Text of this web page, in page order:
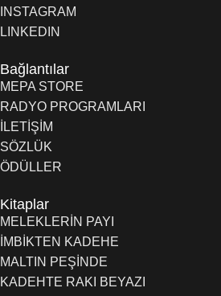
INSTAGRAM
LINKEDIN
Bağlantılar
MEPA STORE
RADYO PROGRAMLARI
İLETİŞİM
SÖZLÜK
ÖDÜLLER
Kitaplar
MELEKLERİN PAYI
İMBİKTEN KADEHE
MALTIN PEŞİNDE
KADEHTE RAKI BEYAZI